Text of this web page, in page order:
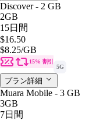
Discover - 2 GB
2GB
15日間
$16.50
$8.25/GB
15% 割引
5G
プラン詳細
Muara Mobile - 3 GB
3GB
7日間